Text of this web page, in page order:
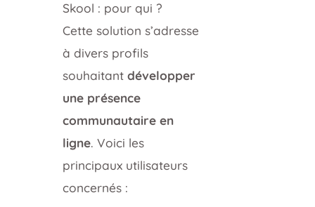
Skool : pour qui ?
Cette solution s’adresse
à divers profils
souhaitantdévelopper
une présence
communautaire en
ligne. Voici les
principaux utilisateurs
concernés :